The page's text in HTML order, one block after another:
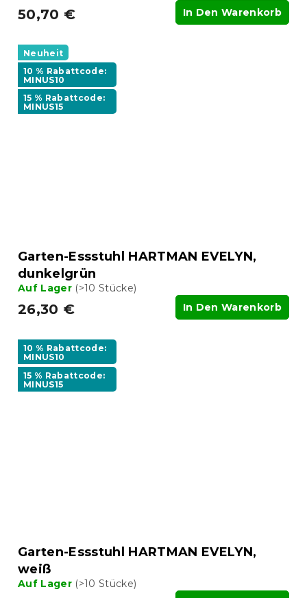
50,70 € In Den Warenkorb
Neuheit
10 % Rabattcode:
MINUS10
15 % Rabattcode:
MINUS15
Garten-Essstuhl HARTMAN EVELYN,
dunkelgrün
Auf Lager (>10 Stücke)
26,30 € In Den Warenkorb
10 % Rabattcode:
MINUS10
15 % Rabattcode:
MINUS15
Garten-Essstuhl HARTMAN EVELYN,
weiß
Auf Lager (>10 Stücke)